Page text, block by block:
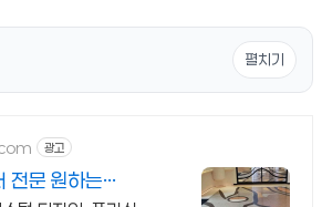
펼치기
광고
전문 원하는